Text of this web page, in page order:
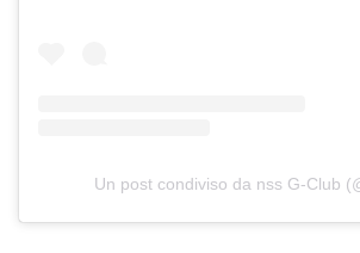
Un post condiviso da nss G-Club